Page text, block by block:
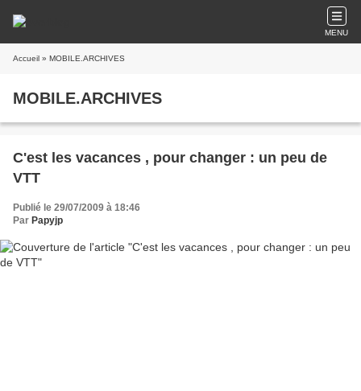
MENU
Accueil » MOBILE.ARCHIVES
MOBILE.ARCHIVES
C'est les vacances , pour changer : un peu de
VTT
Publié le 29/07/2009 à 18:46
Par Papyjp